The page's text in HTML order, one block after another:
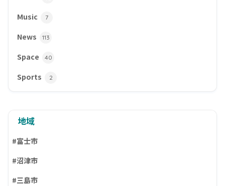
Music 7
News 113
Space 40
Sports 2
地域
#富士市
#沼津市
#三島市